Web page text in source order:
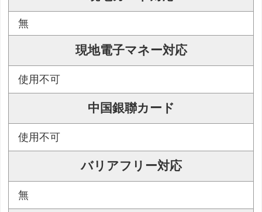
無
現地電子マネー対応
使用不可
中国銀聯カード
使用不可
バリアフリー対応
無